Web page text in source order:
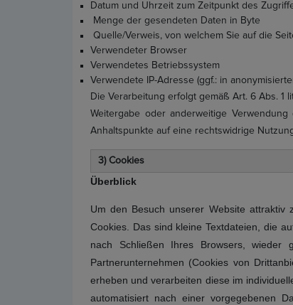
Datum und Uhrzeit zum Zeitpunkt des
Menge der gesendeten Daten in Byte
Quelle/Verweis, von welchem Sie auf die
Verwendeter Browser
Verwendetes Betriebssystem
Verwendete IP-Adresse (ggf.: in
Die Verarbeitung erfolgt gemäß Art. 6 Abs. 1
Weitergabe oder anderweitige
Anhaltspunkte auf eine rechtswidrige
3) Cookies
Überblick
Um den Besuch unserer Website attraktiv
Cookies. Das sind kleine Textdateien, die
nach Schließen Ihres Browsers, wieder
Partnerunternehmen (Cookies von
erheben und verarbeiten diese im
automatisiert nach einer vorgegebenen